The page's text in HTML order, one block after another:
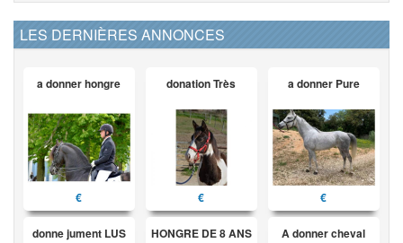
LES DERNIÈRES ANNONCES
a donner hongre
€
donation Très
€
a donner Pure
€
donne jument LUS HONGRE DE 8 ANS A donner cheval